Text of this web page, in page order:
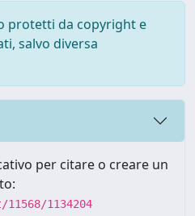
protetti da copyright e
salvo diversa
per citare o creare un
1134204